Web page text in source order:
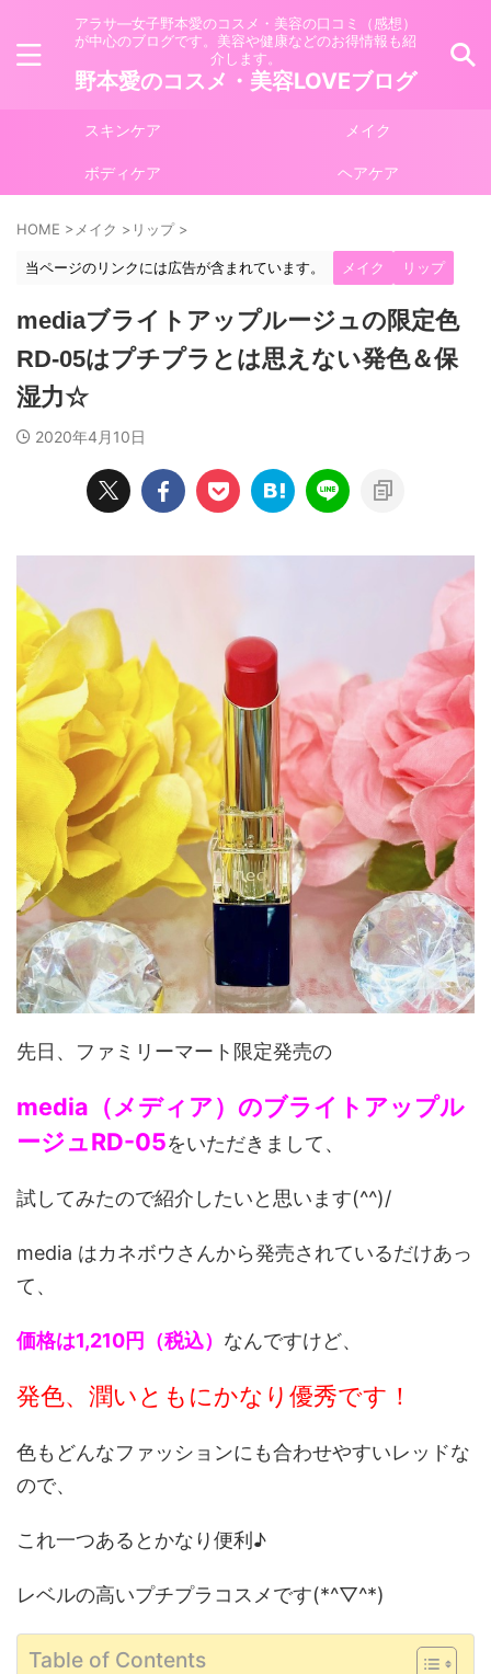
アラサ―女子野本愛のコスメ・美容の口コミ（感想）
が中心のブログです。美容や健康などのお得情報も紹
介します。
野本愛のコスメ・美容LOVEブログ
スキンケア メイク
ボディケア ヘアケア
HOME > メイク > リップ >
当ページのリンクには広告が含まれています。 メイク リップ
mediaブライトアップルージュの限定色
RD-05はプチプラとは思えない発色＆保
湿力☆
2020年4月10日
先日、ファミリーマート限定発売の
media（メディア）のブライトアップル
ージュRD-05をいただきまして、
試してみたので紹介したいと思います(^^)/
media はカネボウさんから発売されているだけあっ
て、
価格は1,210円（税込） なんですけど、
発色、潤いともにかなり優秀です！
色もどんなファッションにも合わせやすいレッドな
ので、
これ一つあるとかなり便利♪
レベルの高いプチプラコスメです(*^▽^*)
Table of Contents